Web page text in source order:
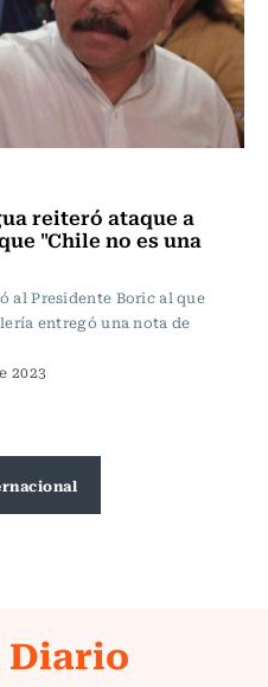
reiteró ataque a
"Chile no es una
al Presidente Boric al que
entregó una nota de
2023